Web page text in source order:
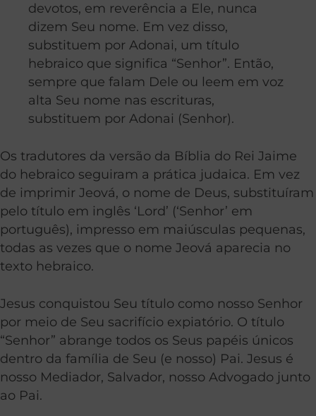
devotos, em reverência a Ele, nunca
dizem Seu nome. Em vez disso,
substituem por Adonai, um título
hebraico que significa “Senhor”. Então,
sempre que falam Dele ou leem em voz
alta Seu nome nas escrituras,
substituem por Adonai (Senhor).
Os tradutores da versão da Bíblia do Rei Jaime
do hebraico seguiram a prática judaica. Em vez
de imprimir Jeová, o nome de Deus, substituíram
pelo título em inglês ‘Lord’ (‘Senhor’ em
português), impresso em maiúsculas pequenas,
todas as vezes que o nome Jeová aparecia no
texto hebraico.
Jesus conquistou Seu título como nosso Senhor
por meio de Seu sacrifício expiatório. O título
“Senhor” abrange todos os Seus papéis únicos
dentro da família de Seu (e nosso) Pai. Jesus é
nosso Mediador, Salvador, nosso Advogado junto
ao Pai.